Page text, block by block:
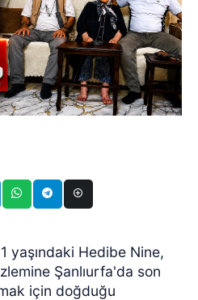
yaşındaki Hedibe Nine,
Şanlıurfa'da son
için doğduğu